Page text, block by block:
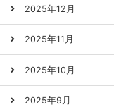
2025年12月
2025年11月
2025年10月
2025年9月